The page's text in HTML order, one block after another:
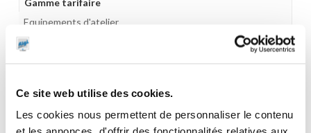
Ce site web utilise des cookies.
Les cookies nous permettent de personnaliser le contenu
Equipements d'atelier
Unité d'emballage
Dimensions en cm (L × l × h)
28 x 33 x 78